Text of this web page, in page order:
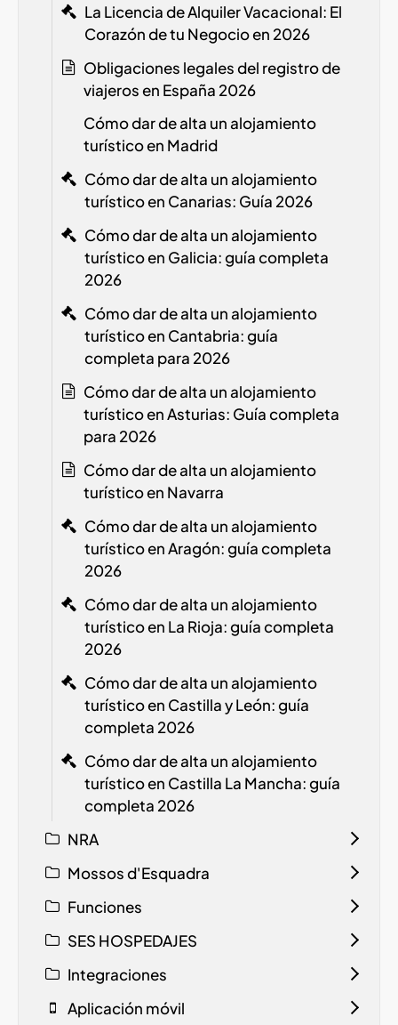
La Licencia de Alquiler Vacacional: El
Corazón de tu Negocio en 2026
Obligaciones legales del registro de
viajeros en España 2026
Cómo dar de alta un alojamiento
turístico en Madrid
Cómo dar de alta un alojamiento
turístico en Canarias: Guía 2026
Cómo dar de alta un alojamiento
turístico en Galicia: guía completa
2026
Cómo dar de alta un alojamiento
turístico en Cantabria: guía
completa para 2026
Cómo dar de alta un alojamiento
turístico en Asturias: Guía completa
para 2026
Cómo dar de alta un alojamiento
turístico en Navarra
Cómo dar de alta un alojamiento
turístico en Aragón: guía completa
2026
Cómo dar de alta un alojamiento
turístico en La Rioja: guía completa
2026
Cómo dar de alta un alojamiento
turístico en Castilla y León: guía
completa 2026
Cómo dar de alta un alojamiento
turístico en Castilla La Mancha: guía
completa 2026
NRA
Mossos d'Esquadra
Funciones
SES HOSPEDAJES
Integraciones
Aplicación móvil